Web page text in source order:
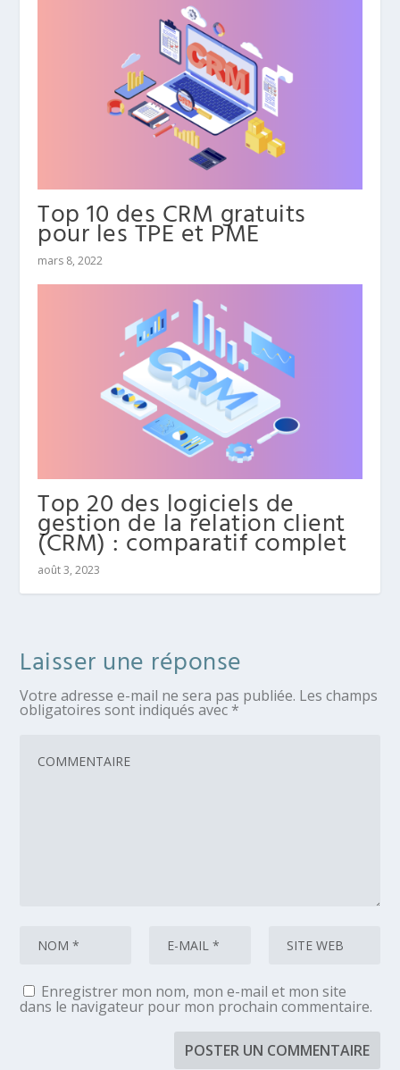
Top 10 des CRM gratuits
pour les TPE et PME
mars 8, 2022
Top 20 des logiciels de
gestion de la relation client
(CRM) : comparatif complet
août 3, 2023
Laisser une réponse
Votre adresse e-mail ne sera pas publiée. Les champs
obligatoires sont indiqués avec *
Enregistrer mon nom, mon e-mail et mon site
dans le navigateur pour mon prochain commentaire.